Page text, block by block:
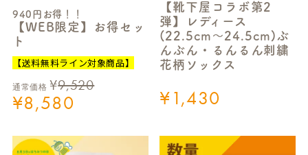
940円お得！！
【WEB限定】お得セッ
ト
【送料無料ライン対象商品】
通常価格 ¥9,520
¥8,580
【靴下屋コラボ第2
弾】レディース
(22.5cm～24.5cm)ぶ
んぶん・るんるん刺繍
花柄ソックス
¥1,430